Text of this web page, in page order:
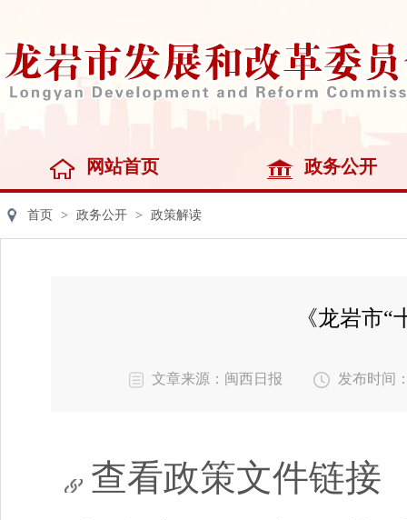
网站首页 政务公开
首页 > 政务公开 > 政策解读
《龙岩市
文章来源：闽西日报 发布时间
查看政策文件链接